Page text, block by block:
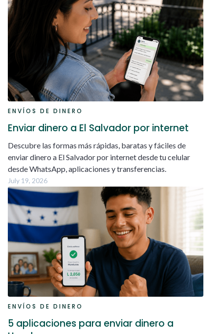
ENVÍOS DE DINERO
Enviar dinero a El Salvador por internet
Descubre las formas más rápidas, baratas y fáciles de
enviar dinero a El Salvador por internet desde tu celular
desde WhatsApp, aplicaciones y transferencias.
July 19, 2026
ENVÍOS DE DINERO
5 aplicaciones para enviar dinero a